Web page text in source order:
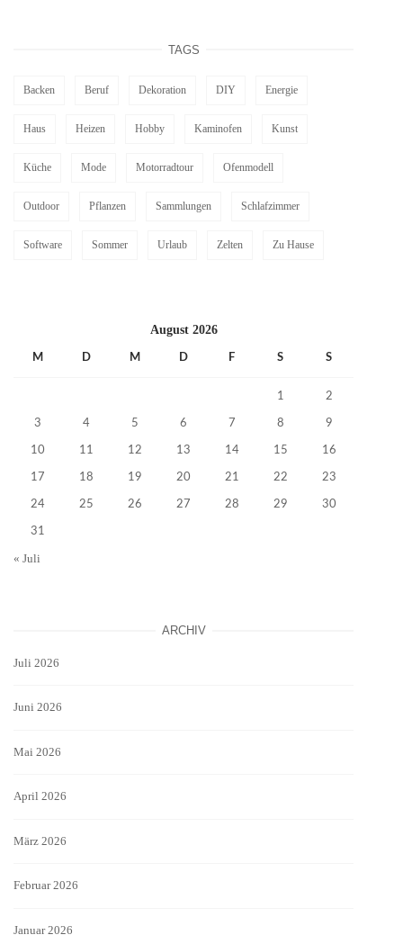
TAGS
Backen Beruf Dekoration DIY Energie
Haus Heizen Hobby Kaminofen Kunst
Küche Mode Motorradtour Ofenmodell
Outdoor Pflanzen Sammlungen Schlafzimmer
Software Sommer Urlaub Zelten Zu Hause
August 2026
M D M D F S S
1 2
3 4 5 6 7 8 9
10 11 12 13 14 15 16
17 18 19 20 21 22 23
24 25 26 27 28 29 30
31
« Juli
ARCHIV
Juli 2026
Juni 2026
Mai 2026
April 2026
März 2026
Februar 2026
Januar 2026